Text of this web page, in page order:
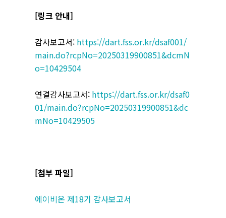
[링크 안내]
감사보고서: https://dart.fss.or.kr/dsaf001/
main.do?rcpNo=20250319900851&dcmN
o=10429504
연결감사보고서: https://dart.fss.or.kr/dsaf0
01/main.do?rcpNo=20250319900851&dc
mNo=10429505
[첨부 파일]
에이비온 제18기 감사보고서